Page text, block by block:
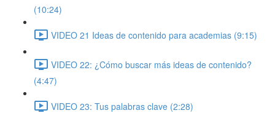
(10:24)
VIDEO 21 Ideas de contenido para academias (9:15)
VIDEO 22: ¿Cómo buscar más ideas de contenido?
(4:47)
VIDEO 23: Tus palabras clave (2:28)